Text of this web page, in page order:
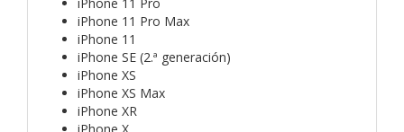
iPhone 11 Pro Max
iPhone 11
iPhone SE (2.ª generación)
iPhone XS
iPhone XS Max
iPhone XR
iPhone X